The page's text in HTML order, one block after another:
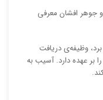
و جوهر افشان معرفی
وظیفه‌ی دریافت
بر عهده دارد. آسیب به